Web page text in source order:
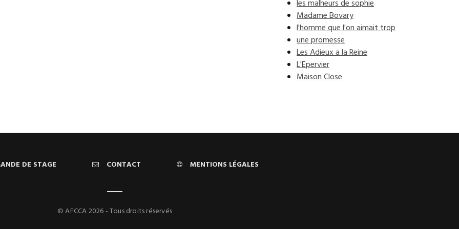
les malheurs de sophie
Madame Bovary
l'homme que l'on aimait trop
une promesse
Les Adieux a la Reine
L'Epervier
Maison Close
DE STAGE CONTACT MENTIONS LÉGALES
© AFCCA 2026 - Tous droits réservés